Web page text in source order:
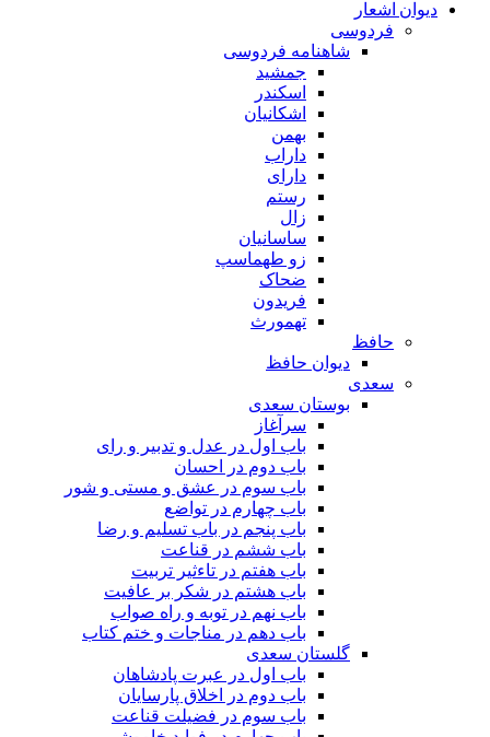
دیوان اشعار
فردوسی
شاهنامه فردوسی
جمشید
اسکندر
اشکانیان
بهمن
داراب
دارای
رستم
زال
ساسانیان
زو طهماسپ‏
ضحاک
فریدون
تهمورث
حافظ
دیوان حافظ
سعدی
بوستان سعدی
سرآغاز
باب اول در عدل و تدبیر و رای
باب دوم در احسان
باب سوم در عشق و مستی و شور
باب چهارم در تواضع
باب پنجم در باب تسلیم و رضا
باب ششم در قناعت
باب هفتم در تاءثیر تربیت
باب هشتم در شکر بر عافیت
باب نهم در توبه و راه صواب
باب دهم در مناجات و ختم کتاب
گلستان سعدی
باب اول در عبرت پادشاهان
باب دوم در اخلاق پارسایان
باب سوم در فضیلت قناعت